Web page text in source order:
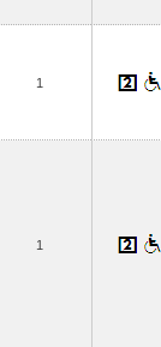
1
1